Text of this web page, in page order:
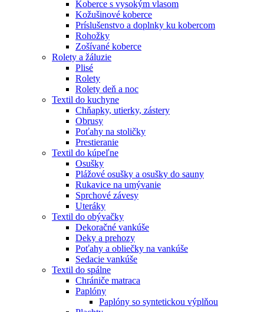
Koberce s vysokým vlasom
Kožušinové koberce
Príslušenstvo a doplnky ku kobercom
Rohožky
Zošívané koberce
Rolety a žáluzie
Plisé
Rolety
Rolety deň a noc
Textil do kuchyne
Chňapky, utierky, zástery
Obrusy
Poťahy na stoličky
Prestieranie
Textil do kúpeľne
Osušky
Plážové osušky a osušky do sauny
Rukavice na umývanie
Sprchové závesy
Uteráky
Textil do obývačky
Dekoračné vankúše
Deky a prehozy
Poťahy a obliečky na vankúše
Sedacie vankúše
Textil do spálne
Chrániče matraca
Paplóny
Paplóny so syntetickou výplňou